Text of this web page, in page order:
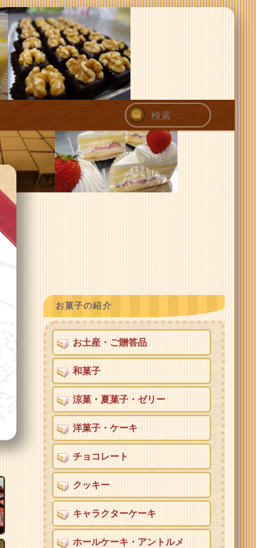
検
索
お菓子の紹介
お土産・ご贈答品
和菓子
涼菓・夏菓子・ゼリー
洋菓子・ケーキ
チョコレート
クッキー
キャラクターケーキ
ホールケーキ・アントルメ